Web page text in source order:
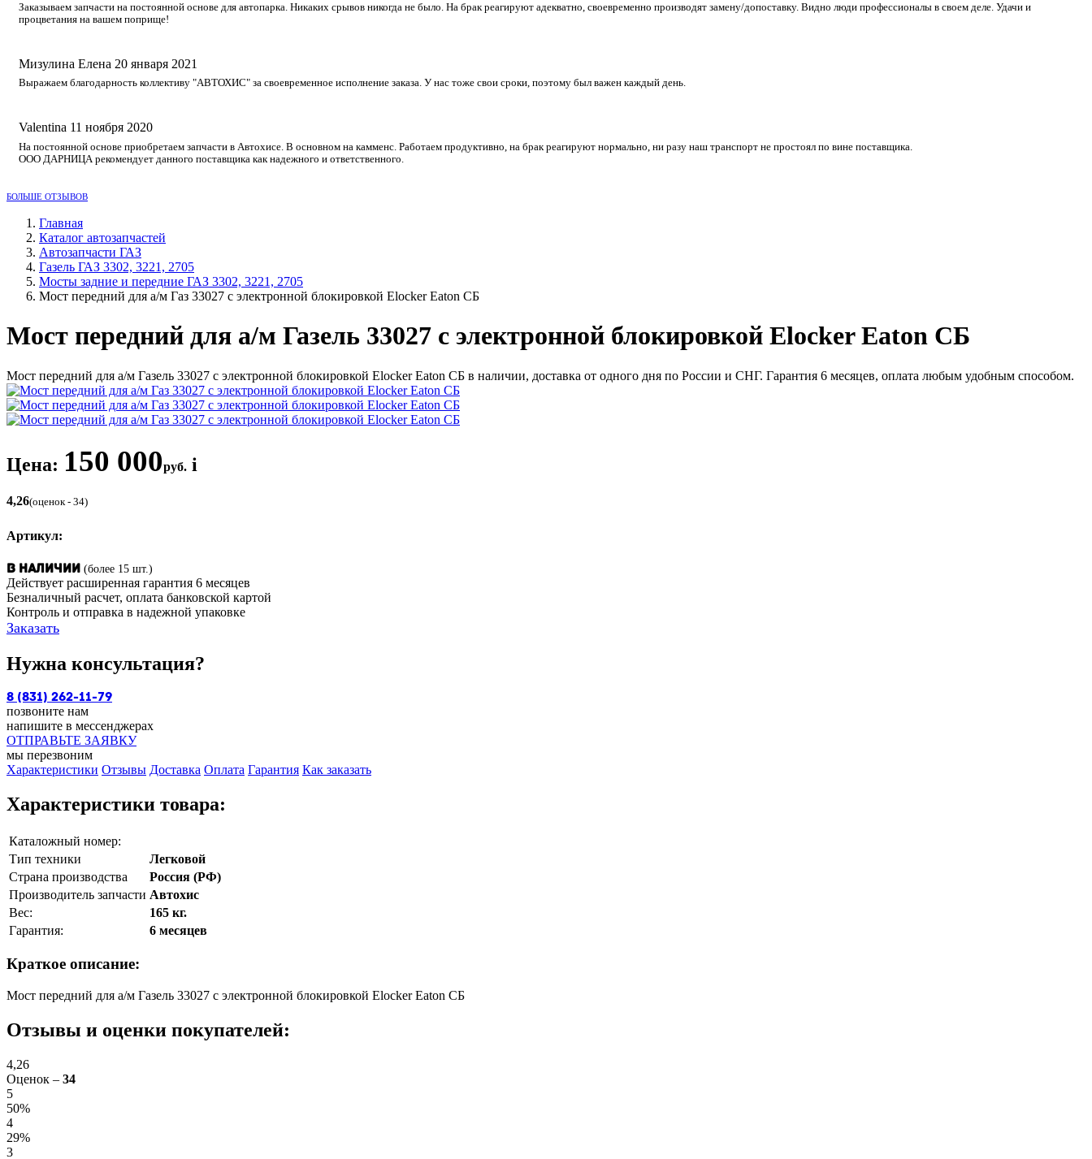
Заказываем запчасти на постоянной основе для автопарка. Никаких срывов никогда не было. На брак реагируют адекватно, своевременно производят замену/допоставку. Видно люди профессионалы в своем деле. Удачи и
процветания на вашем поприще!
Мизулина Елена 20 января 2021
Выражаем благодарность коллективу "АВТОХИС" за своевременное исполнение заказа. У нас тоже свои сроки, поэтому был важен каждый день.
Valentina 11 ноября 2020
На постоянной основе приобретаем запчасти в Автохисе. В основном на камменс. Работаем продуктивно, на брак реагируют нормально, ни разу наш транспорт не простоял по вине поставщика.
ООО ДАРНИЦА рекомендует данного поставщика как надежного и ответственного.
БОЛЬШЕ ОТЗЫВОВ
Главная
Каталог автозапчастей
Автозапчасти ГАЗ
Газель ГАЗ 3302, 3221, 2705
Мосты задние и передние ГАЗ 3302, 3221, 2705
Мост передний для а/м Газ 33027 с электронной блокировкой Elocker Eaton СБ
Мост передний для а/м Газель 33027 с электронной блокировкой Elocker Eaton СБ
Мост передний для а/м Газель 33027 с электронной блокировкой Elocker Eaton СБ в наличии, доставка от одного дня по России и СНГ. Гарантия 6 месяцев, оплата любым удобным способом.
Цена: 150 000руб. i
4,26(оценок - 34)
Артикул:
В наличии (более 15 шт.)
Действует расширенная гарантия 6 месяцев
Безналичный расчет, оплата банковской картой
Контроль и отправка в надежной упаковке
Заказать
Нужна консультация?
8 (831) 262-11-79
позвоните нам
напишите в мессенджерах
ОТПРАВЬТЕ ЗАЯВКУ
мы перезвоним
Характеристики Отзывы Доставка Оплата Гарантия Как заказать
Характеристики товара:
Каталожный номер:
Тип техники
Легковой
Страна производства
Россия (РФ)
Производитель запчасти Автохис
Вес:
165 кг.
Гарантия:
6 месяцев
Краткое описание:
Мост передний для а/м Газель 33027 с электронной блокировкой Elocker Eaton СБ
Отзывы и оценки покупателей:
4,26
Оценок – 34
5
50%
4
29%
3